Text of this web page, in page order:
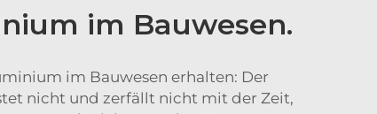
im Bauwesen.
im Bauwesen erhalten: Der
nicht und zerfällt nicht mit der Zeit,